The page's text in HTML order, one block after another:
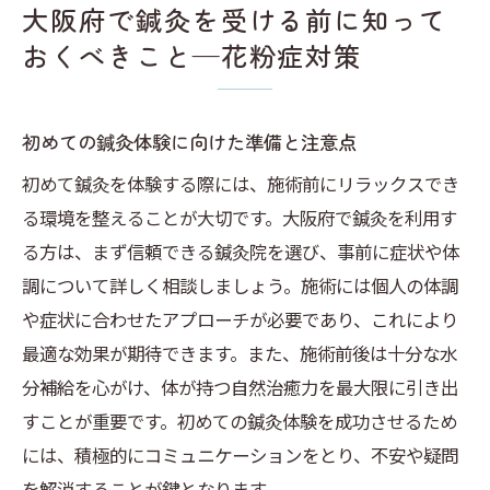
大阪府で鍼灸を受ける前に知って
おくべきこと—花粉症対策
初めての鍼灸体験に向けた準備と注意点
初めて鍼灸を体験する際には、施術前にリラックスでき
る環境を整えることが大切です。大阪府で鍼灸を利用す
る方は、まず信頼できる鍼灸院を選び、事前に症状や体
調について詳しく相談しましょう。施術には個人の体調
や症状に合わせたアプローチが必要であり、これにより
最適な効果が期待できます。また、施術前後は十分な水
分補給を心がけ、体が持つ自然治癒力を最大限に引き出
すことが重要です。初めての鍼灸体験を成功させるため
には、積極的にコミュニケーションをとり、不安や疑問